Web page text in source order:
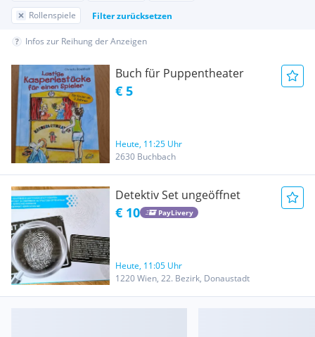
Rollenspiele Filter zurücksetzen
Infos zur Reihung der Anzeigen
Buch für Puppentheater
€ 5
Heute, 11:25 Uhr
2630 Buchbach
Detektiv Set ungeöffnet
€ 10 PayLivery
Heute, 11:05 Uhr
1220 Wien, 22. Bezirk, Donaustadt